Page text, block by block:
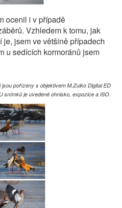
ocenil i v případě
Vzhledem k tomu, jak
jsem ve většině případech
u sedících kormoránů jsem
pořízeny s objektivem M.Zuiko Digital ED
snímků je uvedené ohnisko, expozice a ISO.